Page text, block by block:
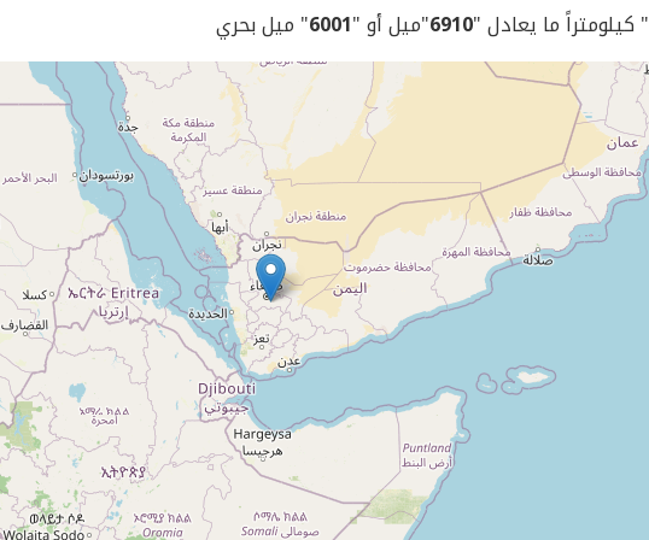
" كيلومتراً ما يعادل "6910"ميل أو "6001" ميل بحري